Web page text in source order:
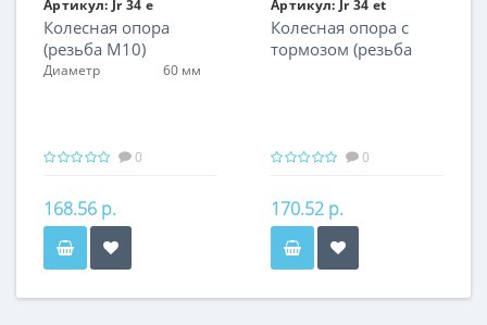
Артикул:Jr 34 e
Колесная опора
(резьба М10)
(нагрузка до 50 кг)
Диаметр 60 мм
0
168.56 р.
Артикул:Jr 34 et
Колесная опора c
тормозом (резьба
0
170.52 р.